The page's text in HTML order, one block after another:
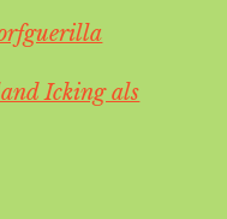
Icking als